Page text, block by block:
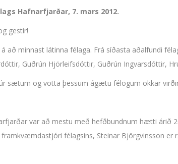
Hafnarfjarðar, 7. mars 2012.
gestir!
að minnast látinna félaga. Frá síðasta aðalfundi
Guðrún Hjörleifsdóttir, Guðrún Ingvarsdóttir,
sætum og votta þessum ágætu félögum okkar
var að mestu með hefðbundnum hætti árið
félagsins, Steinar Björgvinsson